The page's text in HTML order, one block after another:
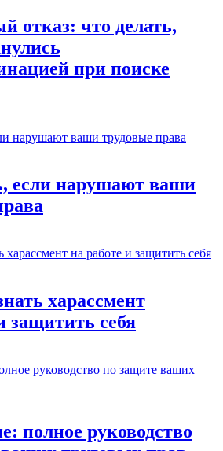
отказ: что делать,
при поиске
если нарушают ваши
харассмент
защитить себя
полное руководство